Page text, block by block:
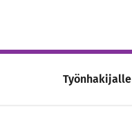
Työnhakijalle